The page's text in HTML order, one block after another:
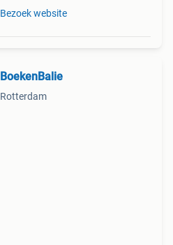
Bezoek website
BoekenBalie
Rotterdam